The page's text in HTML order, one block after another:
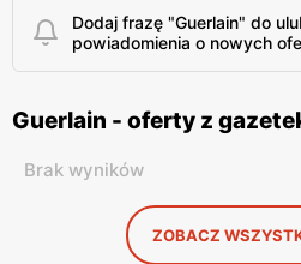
Dodaj frazę "Guerlain" do
powiadomienia o nowych
Guerlain - oferty z
Brak wyników
ZOBACZ